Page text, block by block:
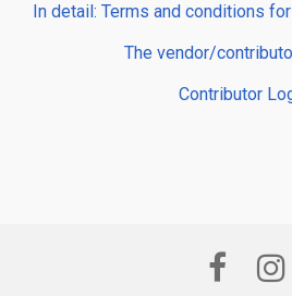
In detail: Terms and conditions
The vendor/
Contributor